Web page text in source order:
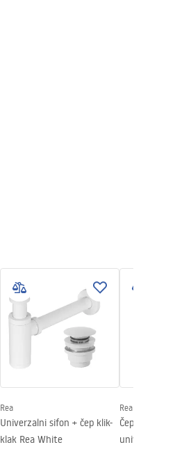
Rea
Univerzalni sifon + čep klik-
klak Rea White
Rea
Čep za
univerzalni